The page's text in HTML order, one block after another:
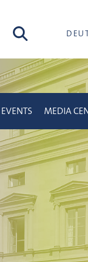
search
EVENTS MEDIA